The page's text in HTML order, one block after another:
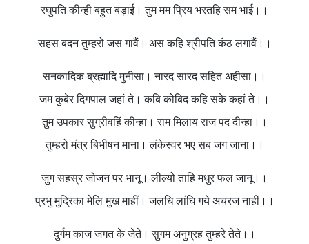
रघुपति कीन्ही बहुत बड़ाई। तुम मम प्रिय भरतहि सम भाई।।
सहस बदन तुम्हरो जस गावैं। अस कहि श्रीपति कंठ लगावैं।।
सनकादिक ब्रह्मादि मुनीसा। नारद सारद सहित अहीसा।।
जम कुबेर दिगपाल जहां ते। कबि कोबिद कहि सके कहां ते।।
तुम उपकार सुग्रीवहिं कीन्हा। राम मिलाय राज पद दीन्हा।।
तुम्हरो मंत्र बिभीषन माना। लंकेस्वर भए सब जग जाना।।
जुग सहस्र जोजन पर भानू। लील्यो ताहि मधुर फल जानू।।
प्रभु मुद्रिका मेलि मुख माहीं। जलधि लांघि गये अचरज नाहीं।।
दुर्गम काज जगत के जेते। सुगम अनुग्रह तुम्हरे तेते।।